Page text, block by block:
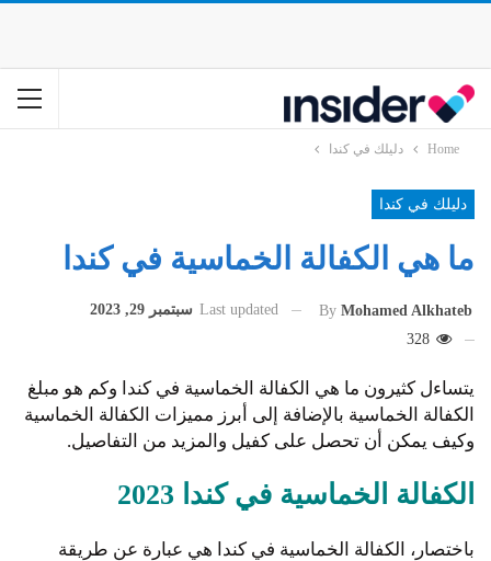
Home دليلك في كندا
دليلك في كندا
ما هي الكفالة الخماسية في كندا
By Mohamed Alkhateb
Last updated سبتمبر 29, 2023
يتساءل كثيرون ما هي الكفالة الخماسية في كندا وكم هو مبلغ
الكفالة الخماسية بالإضافة إلى أبرز مميزات الكفالة الخماسية
وكيف يمكن أن تحصل على كفيل والمزيد من التفاصيل.
الكفالة الخماسية في كندا 2023
باختصار، الكفالة الخماسية في كندا هي عبارة عن طريقة